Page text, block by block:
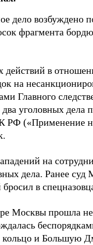
дело возбуждено
фрагмента
действий в
на
Главного
уголовных дела
РФ («Применение
на
дела. Ранее суд
в
Москвы прошла
кольцо и Большую